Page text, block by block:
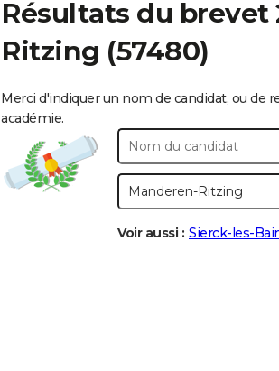
Résultats du brevet
Ritzing (57480)
Merci d'indiquer un nom de candidat, ou de
académie.
Voir aussi : Sierck-les-